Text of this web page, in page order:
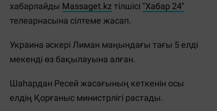
хабарлайды Massaget.kz тілшісі "Хабар 24"
телеарнасына сілтеме жасап.
Украина әскері Лиман маңындағы тағы 5 елді
мекенді өз бақылауына алған.
Шаһардан Ресей жасағының кеткенін осы
елдің Қорғаныс министрлігі растады.